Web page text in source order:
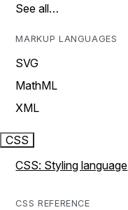
See all…
MARKUP LANGUAGES
SVG
MathML
XML
CSS
CSS: Styling language
CSS REFERENCE